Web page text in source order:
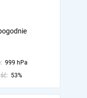
999 hPa
53%